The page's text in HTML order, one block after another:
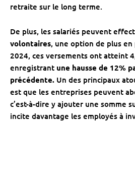
retraite sur le long terme.
De plus, les salariés peuvent
volontaires, une option de plus
2024, ces versements ont atteint
enregistrant une hausse de 12%
précédente. Un des principaux
est que les entreprises peuvent
c’est-à-dire y ajouter une somme
incite davantage les employés à